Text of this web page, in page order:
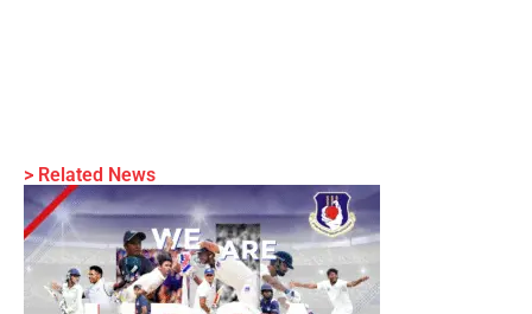
> Related News